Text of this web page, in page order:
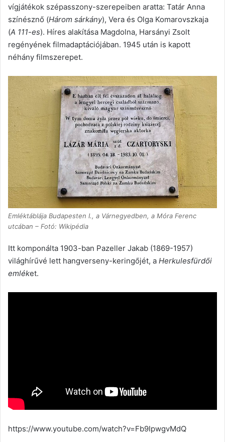
vígjátékok szépasszony-szerepeiben aratta: Tatár Anna
színésznő (Három sárkány), Vera és Olga Komarovszkaja
(A 111-es). Híres alakítása Magdolna, Harsányi Zsolt
regényének filmadaptációjában. 1945 után is kapott
néhány filmszerepet.
Emléktáblája Budapesten I., a Várnegyedben, a Móra Ferenc
utcában – Fotó: Wikipédia
Itt komponálta 1903-ban Pazeller Jakab (1869-1957)
világhírűvé lett hangverseny-keringőjét, a Herkulesfürdői
emléket.
https://www.youtube.com/watch?v=Fb9IpwgvMdQ